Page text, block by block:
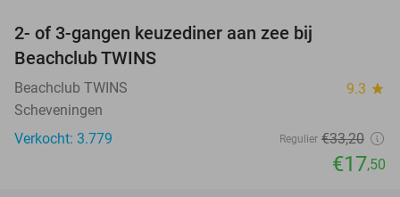
2- of 3-gangen keuzediner aan zee bij
Beachclub TWINS
Beachclub TWINS 9.3 star
Scheveningen
Verkocht: 3.779
Regulier €33,20
€17,50